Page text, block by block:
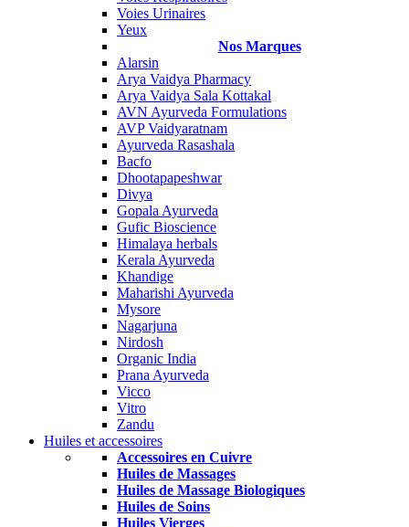
Voies Urinaires
Yeux
Nos Marques
Alarsin
Arya Vaidya Pharmacy
Arya Vaidya Sala Kottakal
AVN Ayurveda Formulations
AVP Vaidyaratnam
Ayurveda Rasashala
Bacfo
Dhootapapeshwar
Divya
Gopala Ayurveda
Gufic Bioscience
Himalaya herbals
Kerala Ayurveda
Khandige
Maharishi Ayurveda
Mysore
Nagarjuna
Nirdosh
Organic India
Prana Ayurveda
Vicco
Vitro
Zandu
Huiles et accessoires
Accessoires en Cuivre
Huiles de Massages
Huiles de Massage Biologiques
Huiles de Soins
Huiles Vierges